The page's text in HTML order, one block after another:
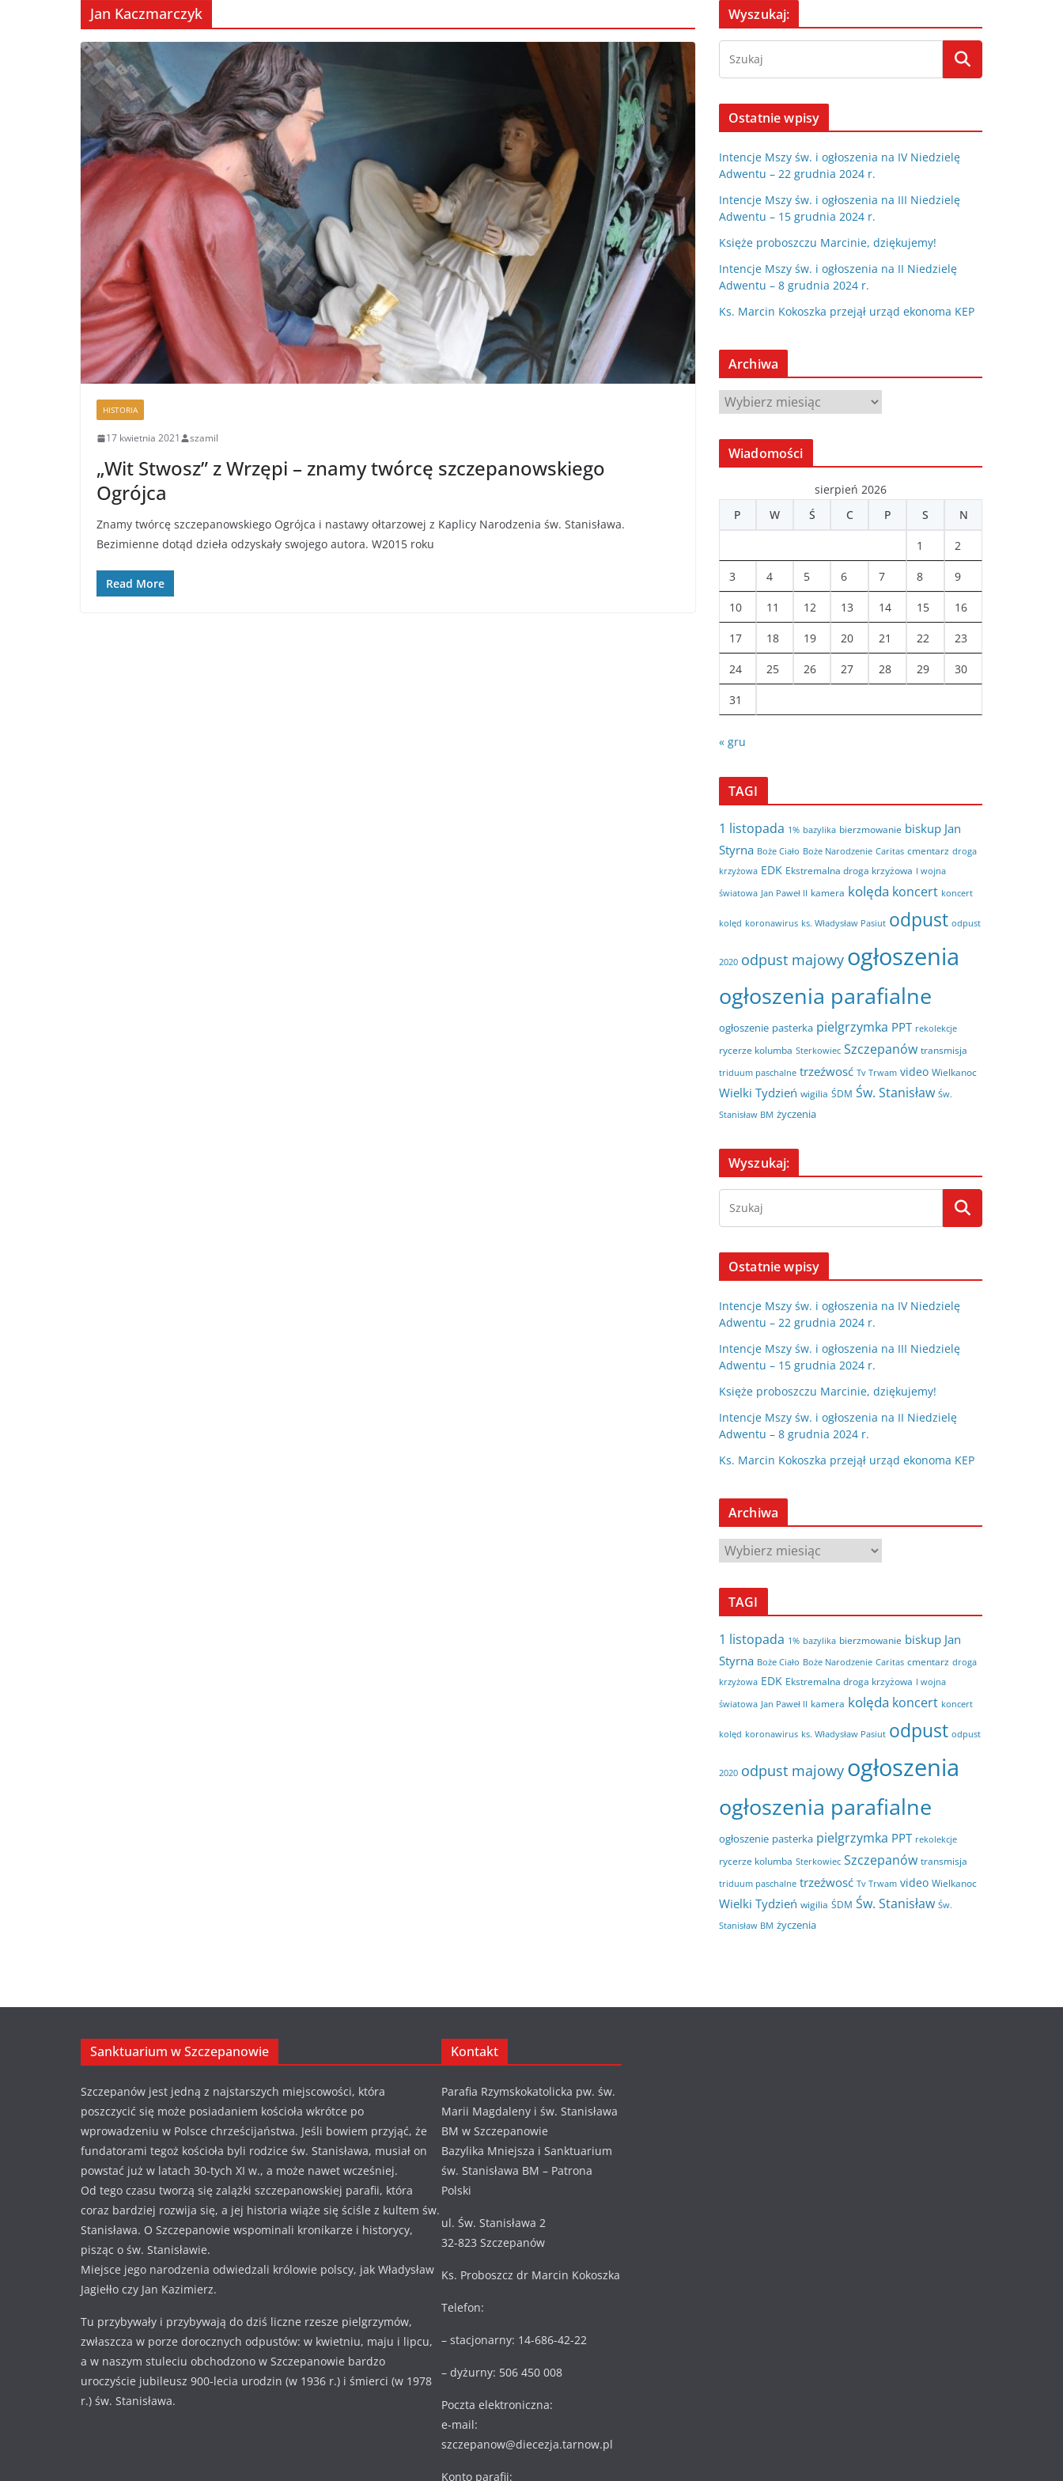
Jan Kaczmarczyk
HISTORIA
17 kwietnia 2021 szamil
„Wit Stwosz” z Wrzępi – znamy twórcę szczepanowskiego
Ogrójca
Znamy twórcę szczepanowskiego Ogrójca i nastawy ołtarzowej z Kaplicy Narodzenia św. Stanisława.
Bezimienne dotąd dzieła odzyskały swojego autora. W2015 roku
Read More
Wyszukaj:
Ostatnie wpisy
Intencje Mszy św. i ogłoszenia na IV Niedzielę
Adwentu – 22 grudnia 2024 r.
Intencje Mszy św. i ogłoszenia na III Niedzielę
Adwentu – 15 grudnia 2024 r.
Księże proboszczu Marcinie, dziękujemy!
Intencje Mszy św. i ogłoszenia na II Niedzielę
Adwentu – 8 grudnia 2024 r.
Ks. Marcin Kokoszka przejął urząd ekonoma KEP
Archiwa
A
r
c
w
Wiadomości
sierpień 2026
P
W Ś C P S N
1 2
3 4 5 6 7 8 9
10 11 12 13 14 15 16
17 18 19 20 21 22 23
24 25 26 27 28 29 30
31
« gru
TAGI
1 listopada 1% bazylika bierzmowanie biskup Jan
Styrna Boże Ciało Boże Narodzenie Caritas cmentarz droga
krzyżowa EDK Ekstremalna droga krzyżowa I wojna
światowa Jan Paweł II kamera kolęda koncert koncert
kolęd koronawirus ks. Władysław Pasiut odpust odpust
2020 odpust majowy ogłoszenia
ogłoszenia parafialne
ogłoszenie pasterka pielgrzymka PPT rekolekcje
rycerze kolumba Sterkowiec Szczepanów transmisja
triduum paschalne trzeźwosć Tv Trwam video Wielkanoc
Wielki Tydzień wigilia ŚDM Św. Stanisław Św.
Stanisław BM życzenia
Wyszukaj:
Ostatnie wpisy
Intencje Mszy św. i ogłoszenia na IV Niedzielę
Adwentu – 22 grudnia 2024 r.
Intencje Mszy św. i ogłoszenia na III Niedzielę
Adwentu – 15 grudnia 2024 r.
Księże proboszczu Marcinie, dziękujemy!
Intencje Mszy św. i ogłoszenia na II Niedzielę
Adwentu – 8 grudnia 2024 r.
Ks. Marcin Kokoszka przejął urząd ekonoma KEP
Archiwa
A
r
c
w
a
TAGI
1 listopada 1% bazylika bierzmowanie biskup Jan
Styrna Boże Ciało Boże Narodzenie Caritas cmentarz droga
krzyżowa EDK Ekstremalna droga krzyżowa I wojna
światowa Jan Paweł II kamera kolęda koncert koncert
kolęd koronawirus ks. Władysław Pasiut odpust odpust
2020 odpust majowy ogłoszenia
ogłoszenia parafialne
ogłoszenie pasterka pielgrzymka PPT rekolekcje
rycerze kolumba Sterkowiec Szczepanów transmisja
triduum paschalne trzeźwosć Tv Trwam video Wielkanoc
Wielki Tydzień wigilia ŚDM Św. Stanisław Św.
Stanisław BM życzenia
Sanktuarium w Szczepanowie
Szczepanów jest jedną z najstarszych miejscowości, która
poszczycić się może posiadaniem kościoła wkrótce po
wprowadzeniu w Polsce chrześcijaństwa. Jeśli bowiem przyjąć, że
fundatorami tegoż kościoła byli rodzice św. Stanisława, musiał on
powstać już w latach 30-tych XI w., a może nawet wcześniej.
Od tego czasu tworzą się zalążki szczepanowskiej parafii, która
coraz bardziej rozwija się, a jej historia wiąże się ściśle z kultem św.
Stanisława. O Szczepanowie wspominali kronikarze i historycy,
pisząc o św. Stanisławie.
Miejsce jego narodzenia odwiedzali królowie polscy, jak Władysław
Jagiełło czy Jan Kazimierz.
Tu przybywały i przybywają do dziś liczne rzesze pielgrzymów,
zwłaszcza w porze dorocznych odpustów: w kwietniu, maju i lipcu,
a w naszym stuleciu obchodzono w Szczepanowie bardzo
uroczyście jubileusz 900-lecia urodzin (w 1936 r.) i śmierci (w 1978
r.) św. Stanisława.
Kontakt
Parafia Rzymskokatolicka pw. św.
Marii Magdaleny i św. Stanisława
BM w Szczepanowie
Bazylika Mniejsza i Sanktuarium
św. Stanisława BM – Patrona
Polski
ul. Św. Stanisława 2
32-823 Szczepanów
Ks. Proboszcz dr Marcin Kokoszka
Telefon:
– stacjonarny: 14-686-42-22
– dyżurny: 506 450 008
Poczta elektroniczna:
e-mail:
szczepanow@diecezja.tarnow.pl
Konto parafii: